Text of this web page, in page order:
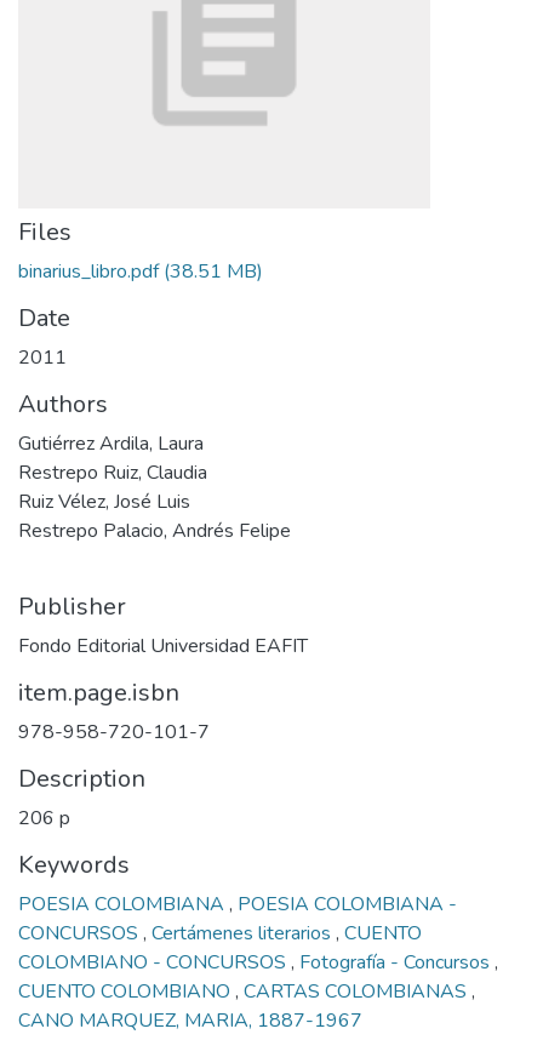
Files
binarius_libro.pdf(38.51 MB)
Date
2011
Authors
Gutiérrez Ardila, Laura
Restrepo Ruiz, Claudia
Ruiz Vélez, José Luis
Restrepo Palacio, Andrés Felipe
Publisher
Fondo Editorial Universidad EAFIT
item.page.isbn
978-958-720-101-7
Description
206 p
Keywords
POESIA COLOMBIANA , POESIA COLOMBIANA -
CONCURSOS , Certámenes literarios , CUENTO
COLOMBIANO - CONCURSOS , Fotografía - Concursos ,
CUENTO COLOMBIANO , CARTAS COLOMBIANAS ,
CANO MARQUEZ, MARIA, 1887-1967